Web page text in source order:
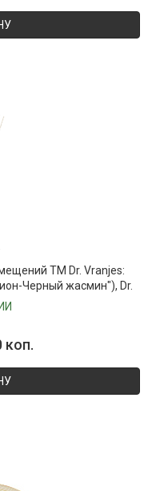
ТМ Dr. Vranjes:
Черный жасмин"), Dr.
коп.